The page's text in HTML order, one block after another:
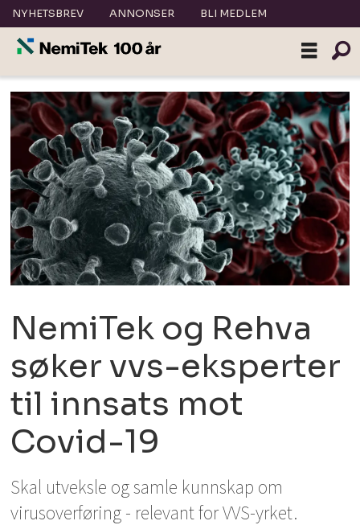
NYHETSBREV ANNONSER BLI MEDLEM
NemiTek og Rehva
søker vvs-eksperter
til innsats mot
Covid-19
Skal utveksle og samle kunnskap om
virusoverføring - relevant for VVS-yrket.